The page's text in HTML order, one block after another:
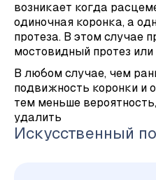
возникает когда
одиночная коронка, а
протеза. В этом случае
мостовидный протез
В любом случае, чем
подвижность коронки и
тем меньше
удалить
Искусственный